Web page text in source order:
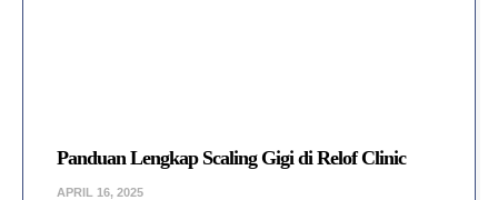
Panduan Lengkap Scaling Gigi di Relof Clinic
APRIL 16, 2025